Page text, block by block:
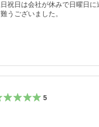
祝日は会社が休みで日曜日
うございました。
5